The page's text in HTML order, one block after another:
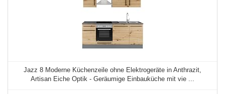
Jazz 8 Moderne Küchenzeile ohne Elektrogeräte in Anthrazit,
Artisan Eiche Optik - Geräumige Einbauküche mit vie ...